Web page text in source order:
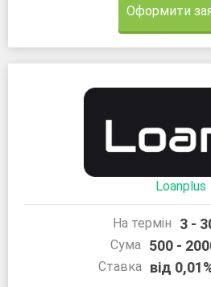
Оформити
Loanplus
На термін 3 -
Сума 500 -
Ставка від